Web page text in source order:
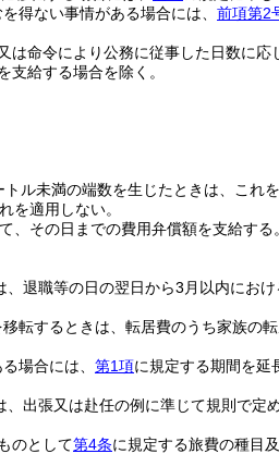
得ない事情がある場合には、 前項第2
は命令により公務に従事した日数に
支給する場合を除く。
ル未満の端数を生じたときは、これを
を適用しない。
、その日までの費用弁償額を支給する。
、退職等の日の翌日から3月以内にお
転するときは、転居費のうち家族の
場合には、 第1項に規定する期間を延
出張又は赴任の例に準じて規則で定
のとして第4条に規定する旅費の種目